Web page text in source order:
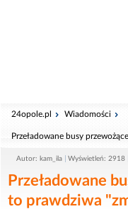
24opole.pl Wiadomości
Przeładowane busy
Autor: kam_ila Wyświetleń: 2918
Przeładowane
to prawdziwa